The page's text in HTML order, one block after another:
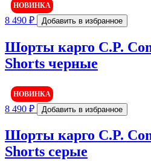
НОВИНКА
8 490 ₽ Добавить в избранное
Шорты карго C.P.
Shorts черные
НОВИНКА
8 490 ₽ Добавить в избранное
Шорты карго C.P.
Shorts серые